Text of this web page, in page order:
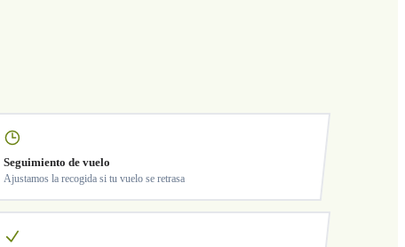
Seguimiento de vuelo
Ajustamos la recogida si tu vuelo se retrasa